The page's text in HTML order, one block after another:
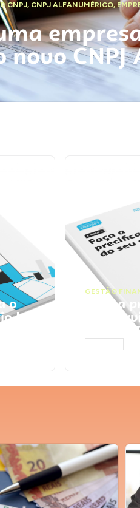
CNPJ, CNPJ ALFANUMÉRICO,
novo
o
|
GESTÃO
Faça a
seu